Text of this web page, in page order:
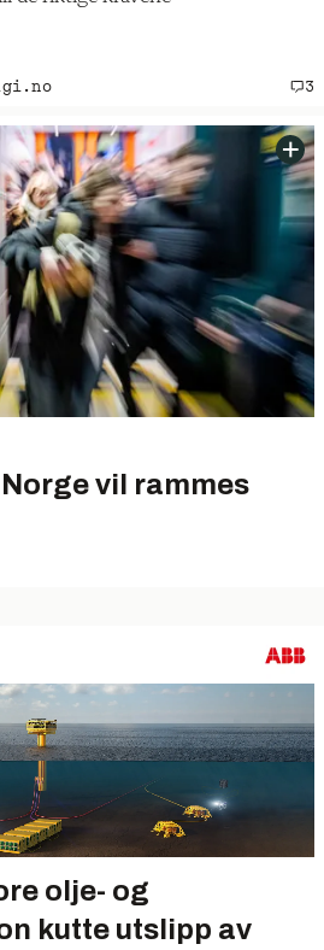
3
vil rammes
olje- og
kutte utslipp av